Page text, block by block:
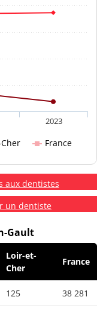
France
2023
aux dentistes
un dentiste
Gault
Loir-et-
Cher
France
125 38 281